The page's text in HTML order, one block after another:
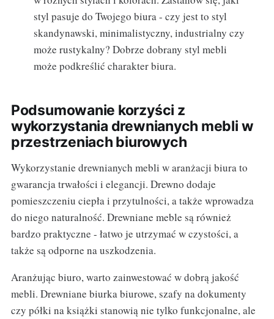
styl pasuje do Twojego biura - czy jest to styl
skandynawski, minimalistyczny, industrialny czy
może rustykalny? Dobrze dobrany styl mebli
może podkreślić charakter biura.
Podsumowanie korzyści z
wykorzystania drewnianych mebli w
przestrzeniach biurowych
Wykorzystanie drewnianych mebli w aranżacji biura to
gwarancja trwałości i elegancji. Drewno dodaje
pomieszczeniu ciepła i przytulności, a także wprowadza
do niego naturalność. Drewniane meble są również
bardzo praktyczne - łatwo je utrzymać w czystości, a
także są odporne na uszkodzenia.
Aranżując biuro, warto zainwestować w dobrą jakość
mebli. Drewniane biurka biurowe, szafy na dokumenty
czy półki na książki stanowią nie tylko funkcjonalne, ale